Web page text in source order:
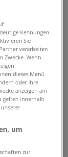
Bücher &
Kennungen
Sie
verarbeiten
Zwecke. Wenn
dieses Menü
oder Ihre
anzeigen am
gelten innerhalb
um
zur